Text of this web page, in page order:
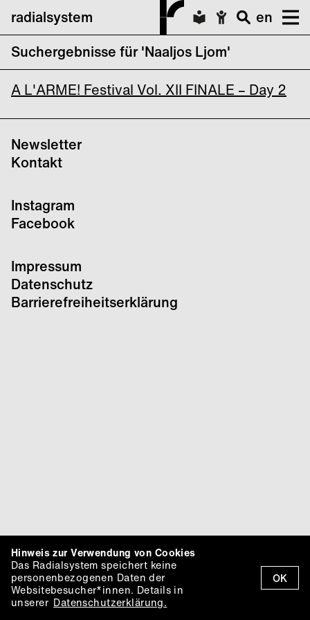
radialsystem
en
Suchergebnisse für 'Naaljos Ljom'
A L’ARME! Festival Vol. XII FINALE
A L'ARME! Festival Vol. XII FINALE – Day 2
Newsletter
Kontakt
Instagram
Facebook
Impressum
Datenschutz
Barrierefreiheitserklärung
OK
Hinweis zur Verwendung von Cookies
Das Radialsystem speichert keine
personenbezogenen Daten der
Websitebesucher*innen. Details in
unserer Datenschutzerklärung.